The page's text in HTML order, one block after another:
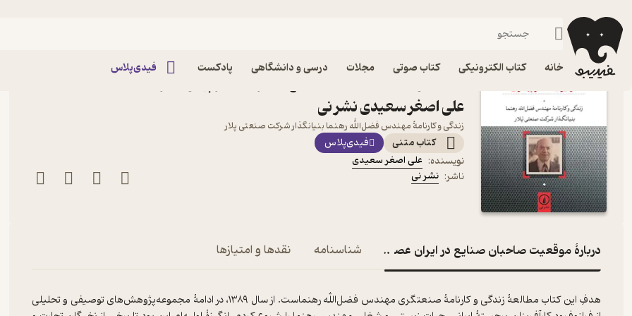
خانه کتاب الکترونیکی کتاب صوتی مجلات درسی و دانشگاهی پادکست فیدی‌پلاس
فیدیبو کتاب الکترونیکی
علی اصغر سعیدی نشر نی
زندگی و کارنامۀ مهندس فضل‌الله رهنما بنیانگذار شرکت صنعتی پلار
کتاب متنی
فیدی‌پلاس
نویسنده: علی اصغر سعیدی
ناشر: نشر نی
دربارۀ موقعیت صاحبان صنایع در ایران عصر پهلویشناسنامه نقدها و امتیازها
هدفِ این کتاب مطالعۀ زندگی و کارنامۀ صنعتگری مهندس فضل‌الله رهنماست. از سال ۱۳۸۹، در ادامۀ مجموعه‌پژوهش‌های توصیفی و تحلیلی